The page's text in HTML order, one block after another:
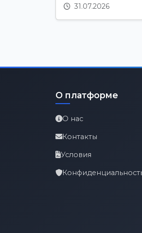
31.07.2026
О платформе
О нас
Контакты
Условия